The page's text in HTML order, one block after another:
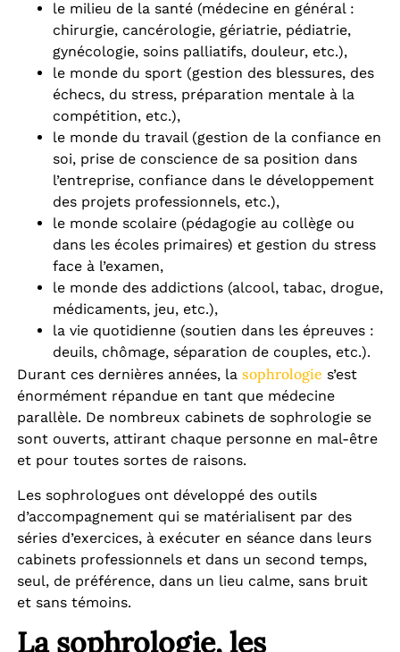
le milieu de la santé (médecine en général :
chirurgie, cancérologie, gériatrie, pédiatrie,
gynécologie, soins palliatifs, douleur, etc.),
le monde du sport (gestion des blessures, des
échecs, du stress, préparation mentale à la
compétition, etc.),
le monde du travail (gestion de la confiance en
soi, prise de conscience de sa position dans
l’entreprise, confiance dans le développement
des projets professionnels, etc.),
le monde scolaire (pédagogie au collège ou
dans les écoles primaires) et gestion du stress
face à l’examen,
le monde des addictions (alcool, tabac, drogue,
médicaments, jeu, etc.),
la vie quotidienne (soutien dans les épreuves :
deuils, chômage, séparation de couples, etc.).
Durant ces dernières années, la sophrologie s’est
énormément répandue en tant que médecine
parallèle. De nombreux cabinets de sophrologie se
sont ouverts, attirant chaque personne en mal-être
et pour toutes sortes de raisons.
Les sophrologues ont développé des outils
d’accompagnement qui se matérialisent par des
séries d’exercices, à exécuter en séance dans leurs
cabinets professionnels et dans un second temps,
seul, de préférence, dans un lieu calme, sans bruit
et sans témoins.
La sophrologie, les